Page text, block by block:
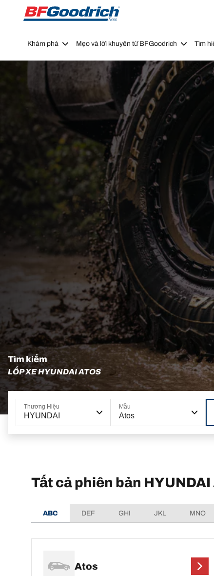
Go to page content
Go to page navigation
Khám phá Mẹo và lời khuyên từ BFGoodrich Tìm
Tìm kiếm
LỐP XE HYUNDAI ATOS
Thương Hiệu
HYUNDAI
Mẫu
Atos
Tất cả phiên bản
ABC DEF GHI JKL MNO
Atos